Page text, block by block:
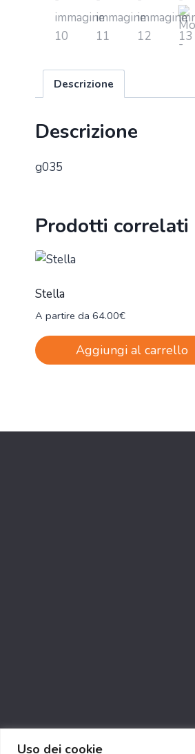
Uso dei cookie
Descrizione
Descrizione
g035
Prodotti correlati
Stella
A partire da 64.00€
Aggiungi al carrello